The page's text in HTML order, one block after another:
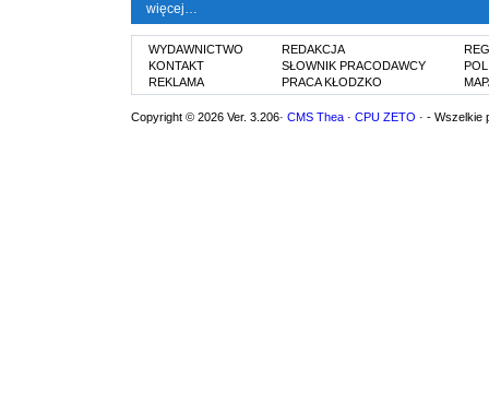
więcej…
WYDAWNICTWO
KONTAKT
REKLAMA
REDAKCJA
SŁOWNIK PRACODAWCY
PRACA KŁODZKO
Copyright © 2026 Ver. 3.206· CMS Thea · CPU ZETO · - Wszelkie